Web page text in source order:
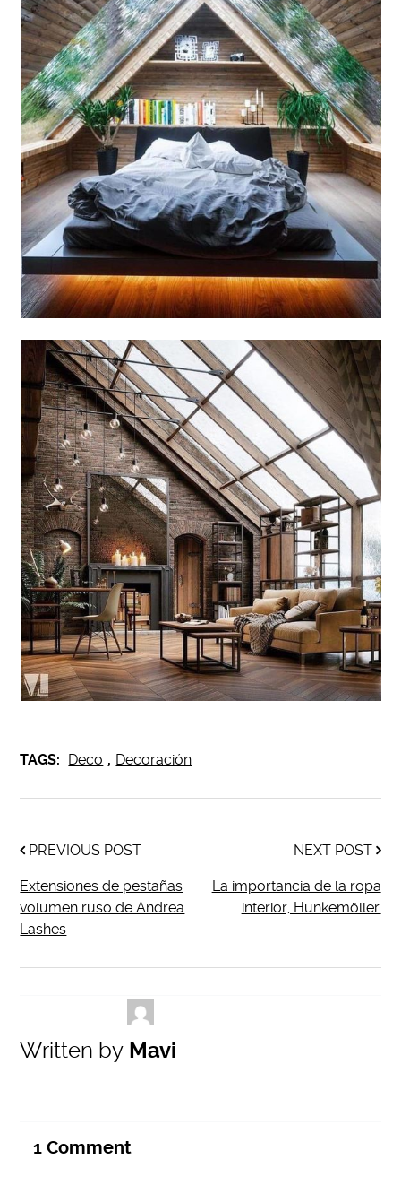
TAGS: Deco , Decoración
PREVIOUS POST
Extensiones de pestañas
volumen ruso de Andrea
Lashes
NEXT POST
La importancia de la ropa
interior, Hunkemöller.
Written by Mavi
1 Comment